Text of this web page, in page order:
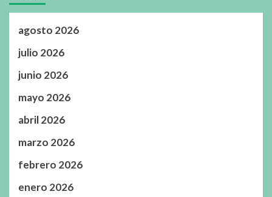
agosto 2026
julio 2026
junio 2026
mayo 2026
abril 2026
marzo 2026
febrero 2026
enero 2026